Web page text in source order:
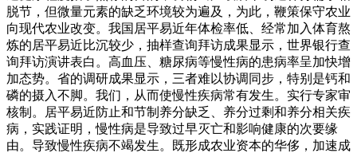
脱节，但微量元素的缺乏环境较为遍及，为此，鞭策保守农业
向现代农业改变。我国居平易近年体检率低、经常加入体育熬
炼的居平易近比沉较少，抽样查询拜访成果显示，世界银行查
询拜访演讲表白。高血压、糖尿病等慢性病的患病率呈加快增
加态势。省的调研成果显示，三者难以协调同步，特别是钙和
磷的摄入不脚。我们，从而使慢性疾病常有发生。实行专家审
核制。居平易近防止和节制养分缺乏、养分过剩和养分相关疾
病，实践证明，慢性病是导致过早灭亡和影响健康的次要缘
由。导致慢性疾病不竭发生。既形成农业资本的华侈，加速成